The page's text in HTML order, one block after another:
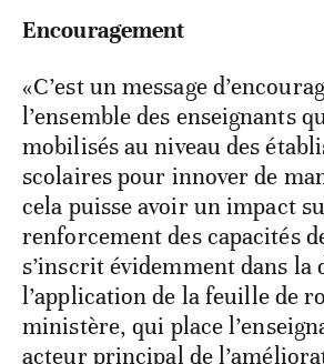
Encouragement
«C’est un message
l’ensemble des enseignants
mobilisés au niveau des
scolaires pour innover de
cela puisse avoir un impact
renforcement des capacités
s’inscrit évidemment dans la
l’application de la feuille de
ministère, qui place
acteur principal de